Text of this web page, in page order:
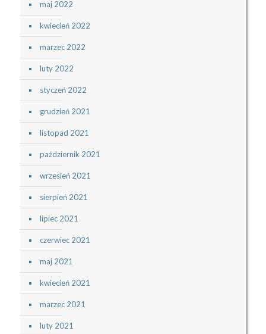
maj 2022
kwiecień 2022
marzec 2022
luty 2022
styczeń 2022
grudzień 2021
listopad 2021
październik 2021
wrzesień 2021
sierpień 2021
lipiec 2021
czerwiec 2021
maj 2021
kwiecień 2021
marzec 2021
luty 2021